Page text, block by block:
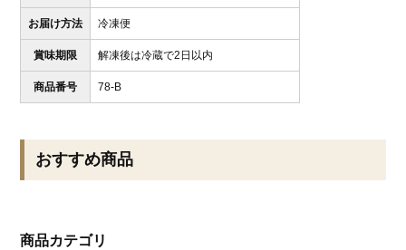
お届け方法 冷凍便
賞味期限 解凍後は冷蔵で2日以内
商品番号 78-B
おすすめ商品
商品カテゴリ